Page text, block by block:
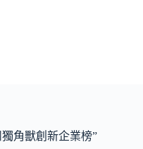
角獸創新企業榜”